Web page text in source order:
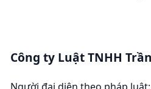
Công ty Luật TNHH